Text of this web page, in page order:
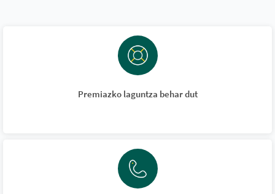
Premiazko laguntza behar dut